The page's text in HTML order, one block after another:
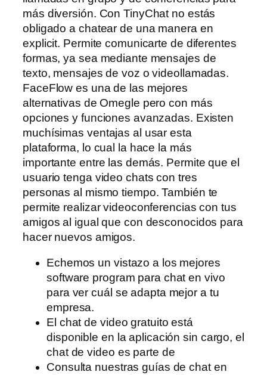
más diversión. Con TinyChat no estás
obligado a chatear de una manera en
explicit. Permite comunicarte de diferentes
formas, ya sea mediante mensajes de
texto, mensajes de voz o videollamadas.
FaceFlow es una de las mejores
alternativas de Omegle pero con más
opciones y funciones avanzadas. Existen
muchísimas ventajas al usar esta
plataforma, lo cual la hace la más
importante entre las demás. Permite que el
usuario tenga video chats con tres
personas al mismo tiempo. También te
permite realizar videoconferencias con tus
amigos al igual que con desconocidos para
hacer nuevos amigos.
Echemos un vistazo a los mejores
software program para chat en vivo
para ver cuál se adapta mejor a tu
empresa.
El chat de video gratuito está
disponible en la aplicación sin cargo, el
chat de video es parte de
Consulta nuestras guías de chat en